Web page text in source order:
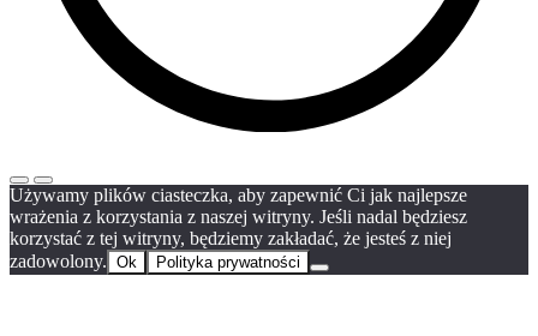
Używamy plików ciasteczka, aby zapewnić Ci jak najlepsze
wrażenia z korzystania z naszej witryny. Jeśli nadal będziesz
korzystać z tej witryny, będziemy zakładać, że jesteś z niej
zadowolony. Ok Polityka prywatności